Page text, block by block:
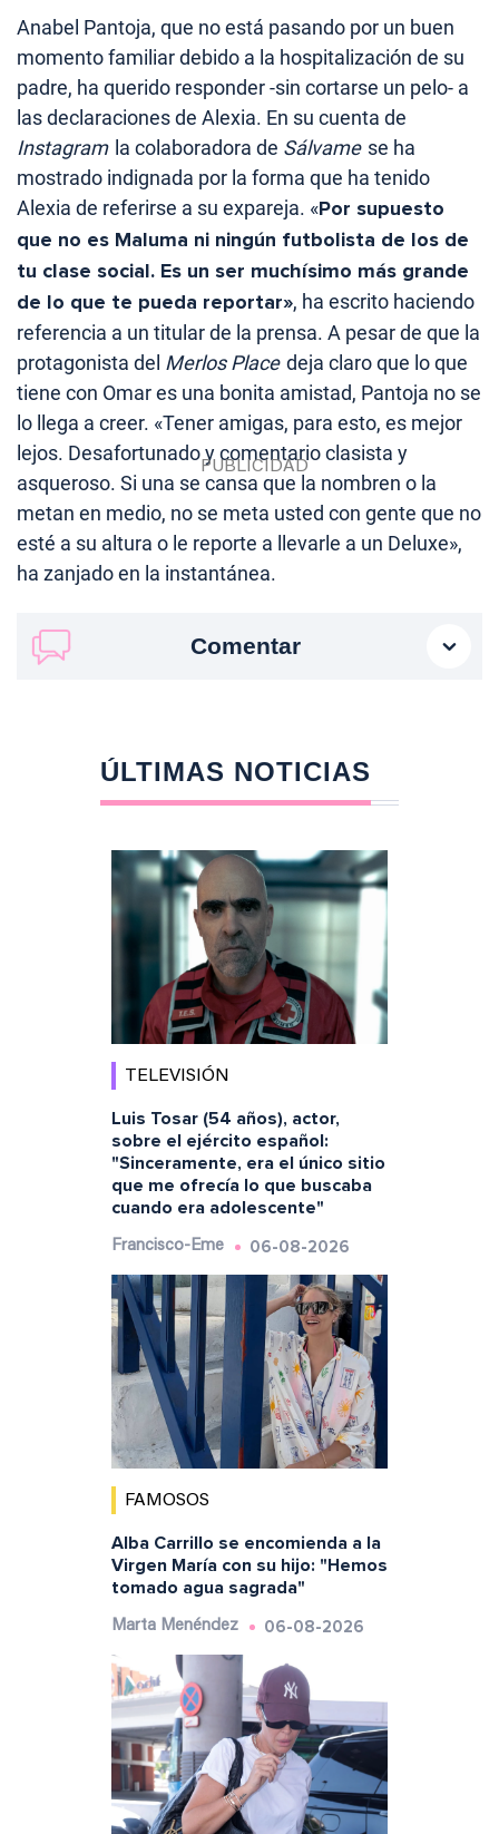
Anabel Pantoja, que no está pasando por un buen
momento familiar debido a la hospitalización de su
padre, ha querido responder -sin cortarse un pelo- a
las declaraciones de Alexia. En su cuenta de
Instagram la colaboradora de Sálvame se ha
mostrado indignada por la forma que ha tenido
Alexia de referirse a su expareja. «Por supuesto
que no es Maluma ni ningún futbolista de los de
tu clase social. Es un ser muchísimo más grande
de lo que te pueda reportar», ha escrito haciendo
referencia a un titular de la prensa. A pesar de que la
protagonista del Merlos Place deja claro que lo que
tiene con Omar es una bonita amistad, Pantoja no se
lo llega a creer. «Tener amigas, para esto, es mejor
lejos. Desafortunado y comentario clasista y
asqueroso. Si una se cansa que la nombren o la
metan en medio, no se meta usted con gente que no
esté a su altura o le reporte a llevarle a un Deluxe»,
ha zanjado en la instantánea.
Comentar
ÚLTIMAS NOTICIAS
TELEVISIÓN
Luis Tosar (54 años), actor,
sobre el ejército español:
"Sinceramente, era el único sitio
que me ofrecía lo que buscaba
cuando era adolescente"
Francisco-Eme 06-08-2026
FAMOSOS
Alba Carrillo se encomienda a la
Virgen María con su hijo: "Hemos
tomado agua sagrada"
Marta Menéndez 06-08-2026